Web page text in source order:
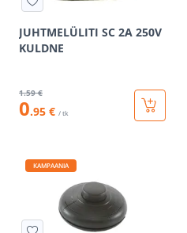
JUHTMELÜLITI SC 2A 250V
KULDNE
1.59 €
0.95 € / tk
KAMPAANIA